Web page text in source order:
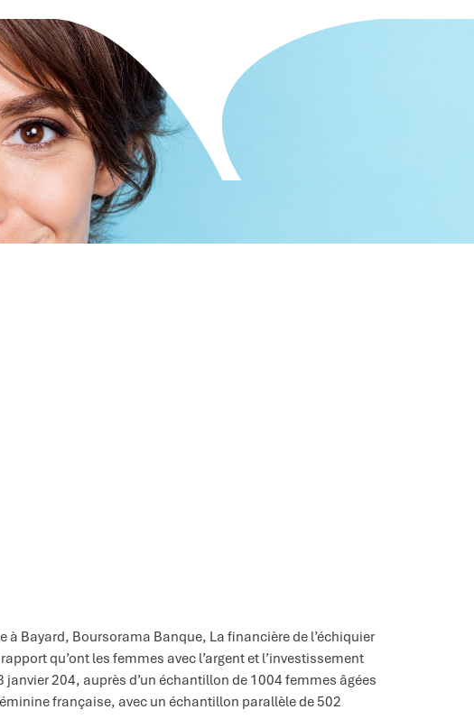
à Bayard, Boursorama Banque, La financière de l’échiquier
qu’ont les femmes avec l’argent et l’investissement
204, auprès d’un échantillon de 1004 femmes âgées
française, avec un échantillon parallèle de 502